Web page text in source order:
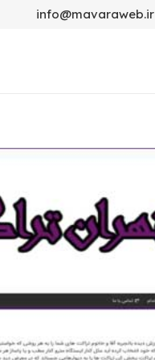
info@mavaraweb.ir